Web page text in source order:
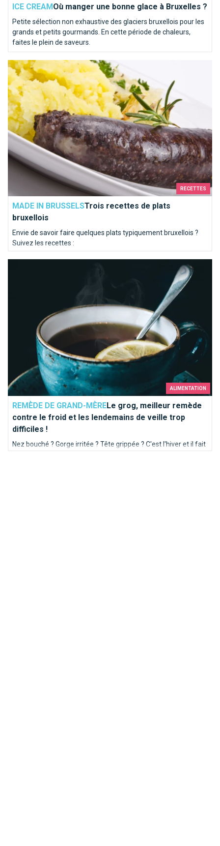
ICE CREAMOù manger une bonne glace à Bruxelles ?
Petite sélection non exhaustive des glaciers bruxellois pour les
grands et petits gourmands. En cette période de chaleurs,
faites le plein de saveurs.
RECETTES
MADE IN BRUSSELSTrois recettes de plats
bruxellois
Envie de savoir faire quelques plats typiquement bruxellois ?
Suivez les recettes :
Trois recettes de plats bruxellois
ALIMENTATION
REMÈDE DE GRAND-MÈRELe grog, meilleur remède
contre le froid et les lendemains de veille trop
difficiles !
Nez bouché ? Gorge irritée ? Tête grippée ? C'est l'hiver et il fait
Le grog, meilleur remède contre le froid et les lendemains